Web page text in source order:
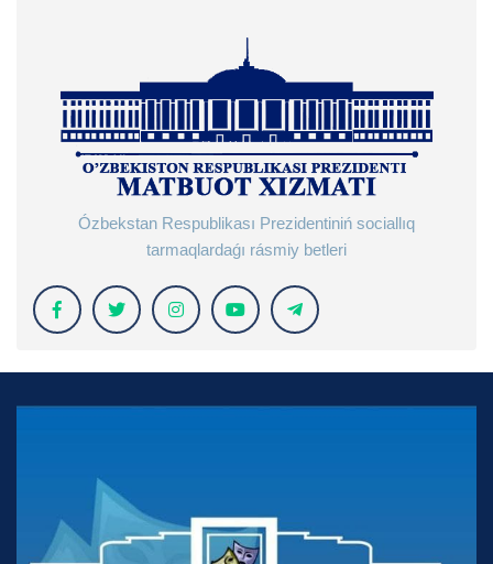
Ózbekstan Respublikası Prezidentiniń sociallıq
tarmaqlardaǵı rásmiy betleri